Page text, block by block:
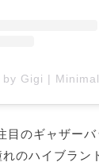
目のギャザー
のハイブラン